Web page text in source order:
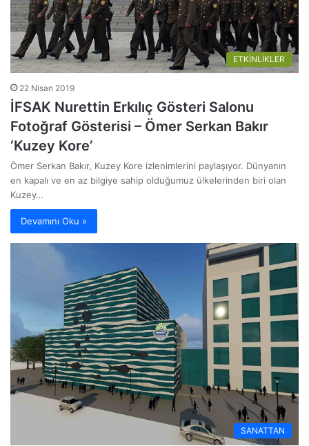
ETKİNLİKLER
22 Nisan 2019
İFSAK Nurettin Erkılıç Gösteri Salonu
Fotoğraf Gösterisi – Ömer Serkan Bakır
‘Kuzey Kore’
Ömer Serkan Bakır, Kuzey Kore izlenimlerini paylaşıyor. Dünyanın
en kapalı ve en az bilgiye sahip olduğumuz ülkelerinden biri olan
Kuzey…
Devamını Oku »
SANATTAN